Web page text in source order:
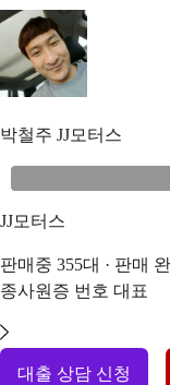
박철주 JJ모터스
JJ모터스
판매중 355대 · 판매
종사원증 번호 대표
대출 상담 신청